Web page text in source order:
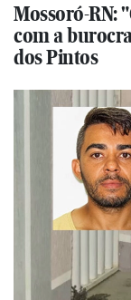
Mossoró-RN:
com a
dos Pintos